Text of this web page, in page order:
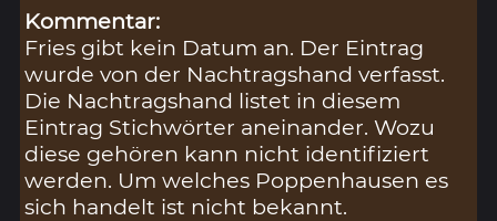
Kommentar:
Fries gibt kein Datum an. Der Eintrag
wurde von der Nachtragshand verfasst.
Die Nachtragshand listet in diesem
Eintrag Stichwörter aneinander. Wozu
diese gehören kann nicht identifiziert
werden. Um welches Poppenhausen es
sich handelt ist nicht bekannt.